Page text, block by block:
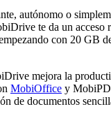
autónomo o
te da un acceso
con 20 GB
mejora la
MobiOffice y
de documentos